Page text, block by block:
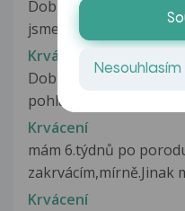
Dobrý den,máme s
jsme erotické hrátky a
Krvácení
Dobrý den, Chtěla
pohlavním
Krvácení
mám 6.týdnů po
zakrvácím,mírně.Jinak
Krvácení
Nesouhlasím